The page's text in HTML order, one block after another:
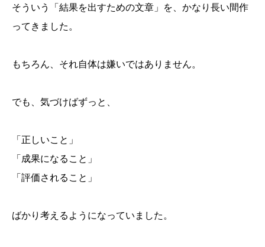
そういう「結果を出すための文章」を、かなり長い間作
ってきました。
もちろん、それ自体は嫌いではありません。
でも、気づけばずっと、
「正しいこと」
「成果になること」
「評価されること」
ばかり考えるようになっていました。